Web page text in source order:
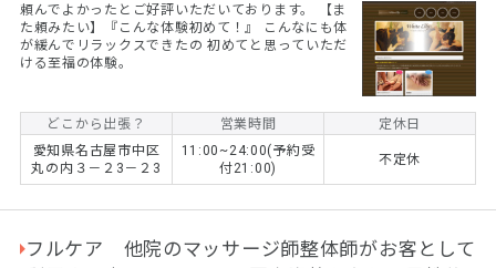
頼んでよかったとご好評いただいております。 【ま
た頼みたい】『こんな体験初めて！』 こんなにも体
が緩んでリラックスできたの 初めてと思っていただ
ける至福の体験。
どこから出張？ 営業時間
定休日
愛知県名古屋市中区
丸の内３－２3－２3
11:00~24:00(予約受
付21:00)
不定休
フルケア 他院のマッサージ師整体師がお客として